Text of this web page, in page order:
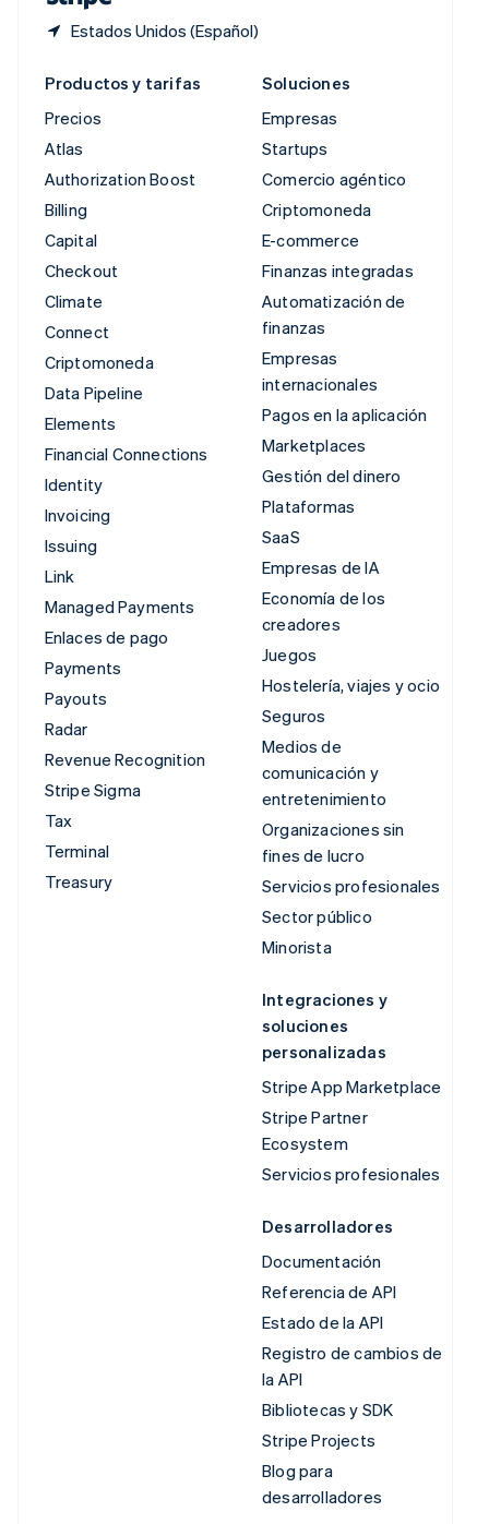
Estados Unidos (Español)
Productos y tarifas
Precios
Atlas
Authorization Boost
Billing
Capital
Checkout
Climate
Connect
Criptomoneda
Data Pipeline
Elements
Financial Connections
Identity
Invoicing
Issuing
Link
Managed Payments
Enlaces de pago
Payments
Payouts
Radar
Revenue Recognition
Stripe Sigma
Tax
Terminal
Treasury
Soluciones
Empresas
Startups
Comercio agéntico
Criptomoneda
E-commerce
Finanzas integradas
Automatización de
finanzas
Empresas
internacionales
Pagos en la aplicación
Marketplaces
Gestión del dinero
Plataformas
SaaS
Empresas de IA
Economía de los
creadores
Juegos
Hostelería, viajes y ocio
Seguros
Medios de
comunicación y
entretenimiento
Organizaciones sin
fines de lucro
Servicios profesionales
Sector público
Minorista
Integraciones y
soluciones
personalizadas
Stripe App Marketplace
Stripe Partner
Ecosystem
Servicios profesionales
Desarrolladores
Documentación
Referencia de API
Estado de la API
Registro de cambios de
la API
Bibliotecas y SDK
Stripe Projects
Blog para
desarrolladores